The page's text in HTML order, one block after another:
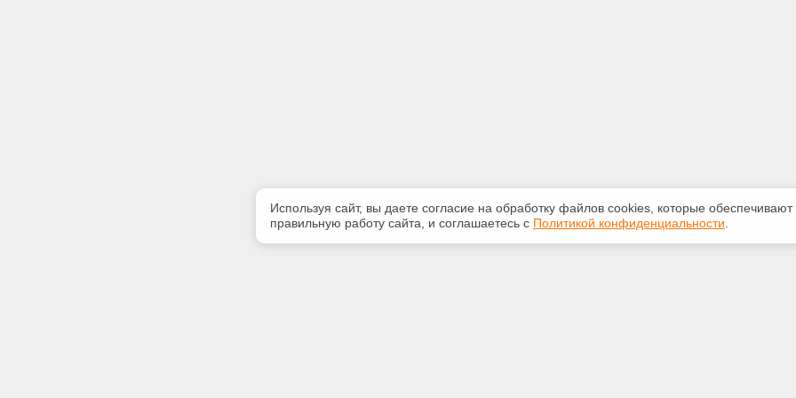
Используя сайт, вы даете согласие на обработку файлов сооkiеs, которые обеспечивают
правильную работу сайта, и соглашаетесь с Политикой конфиденциальности